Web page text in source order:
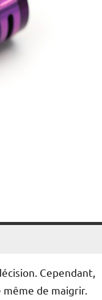
Cependant,
de maigrir.